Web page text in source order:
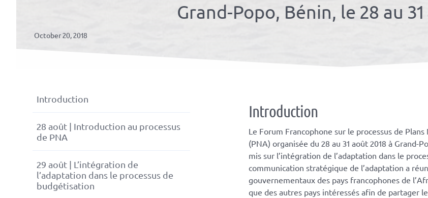
Grand-Popo, Bénin, le 28 au
October 20, 2018
Introduction
28 août | Introduction au processus
de PNA
29 août | L’intégration de
l’adaptation dans le processus de
budgétisation
Introduction
Le Forum Francophone sur le processus de
(PNA) organisée du 28 au 31 août 2018 à Grand-
mis sur l’intégration de l’adaptation dans le
communication stratégique de l’adaptation a
gouvernementaux des pays francophones de
que des autres pays intéressés afin de partager